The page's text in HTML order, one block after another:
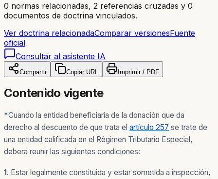
0 normas relacionadas, 2 referencias cruzadas y 0
documentos de doctrina vinculados.
Ver doctrina relacionadaComparar versionesFuente
oficial
Consultar al asistente IA
Compartir Copiar URL Imprimir / PDF
Contenido vigente
*Cuando la entidad beneficiaria de la donación que da
derecho al descuento de que trata el artículo 257 se trate de
una entidad calificada en el Régimen Tributario Especial,
deberá reunir las siguientes condiciones:
1. Estar legalmente constituida y estar sometida a inspección,